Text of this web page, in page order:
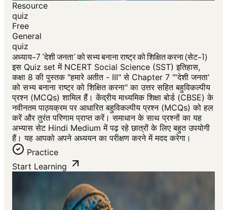
Resource
quiz
Free
General
quiz
अध्याय-7 'देशी जनता' को सभ्य बनाना राष्ट्र को शिक्षित करना (सेट-1)
इस Quiz set में NCERT Social Science (SST) इतिहास,
कक्षा 8 की पुस्तक "हमारे अतीत - III" से Chapter 7 "'देशी जनता'
को सभ्य बनाना राष्ट्र को शिक्षित करना" का उत्तर सहित बहुविकल्पीय
प्रश्न (MCQs) शामिल हैं। केंद्रीय माध्यमिक शिक्षा बोर्ड (CBSE) के
नवीनतम पाठ्यक्रम पर आधारित बहुविकल्पीय प्रश्न (MCQs) को हल
करें और तुरंत परिणाम प्राप्त करें। समाधान के साथ प्रश्नों का यह
अभ्यास सेट Hindi Medium में पढ़ रहे छात्रों के लिए बहुत उपयोगी
हैं। यह आपको अपने अध्ययन का परीक्षण करने में मदद करेगा।
Practice
Start Learning